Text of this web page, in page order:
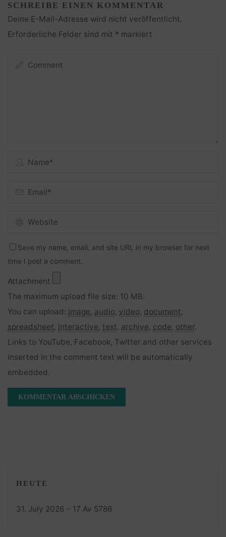
SCHREIBE EINEN KOMMENTAR
Deine E-Mail-Adresse wird nicht veröffentlicht.
Erforderliche Felder sind mit * markiert
Save my name, email, and site URL in my browser for next
time I post a comment.
Attachment
The maximum upload file size: 10 MB.
You can upload: image, audio, video, document,
spreadsheet, interactive, text, archive, code, other.
Links to YouTube, Facebook, Twitter and other services
inserted in the comment text will be automatically
embedded.
HEUTE
31. July 2026 – 17 Av 5786